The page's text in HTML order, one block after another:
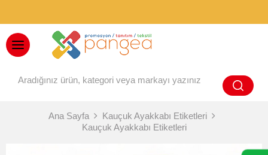
Ana Sayfa
Kauçuk Ayakkabı Etiketleri
Kauçuk Ayakkabı Etiketleri